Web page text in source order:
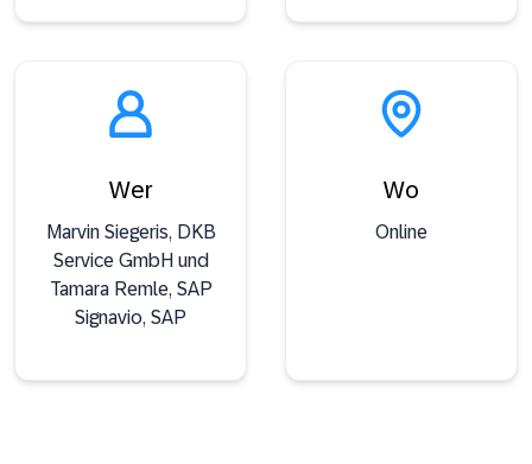
Wer
Marvin Siegeris, DKB
Service GmbH und
Tamara Remle, SAP
Signavio, SAP
Wo
Online